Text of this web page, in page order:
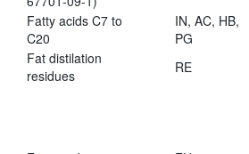
Fatty acids C7 to
C20
IN, AC, HB,
PG
Fat distilation
residues
RE